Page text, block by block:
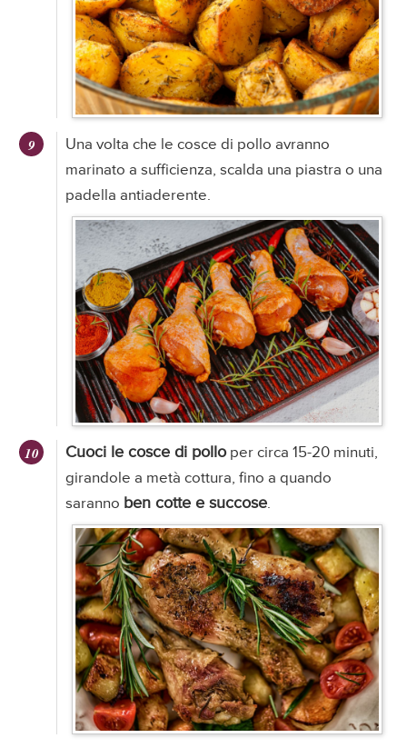
Una volta che le cosce di pollo avranno
marinato a sufficienza, scalda una piastra o una
padella antiaderente.
Cuoci le cosce di polloper circa 15-20 minuti,
girandole a metà cottura, fino a quando
saranno ben cotte e succose.